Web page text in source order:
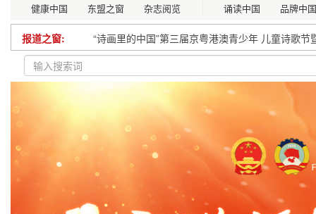
健康中国
东盟之窗 杂志阅览
诵读中国
品牌中国
报道之窗:
“诗画里的中国”第三届京粤港澳青少年 儿童诗歌
江西头雁之旅：百家争鸣天正蓝
《呼叫81192：“海空卫士”王伟的飞行梦和家国情
2024中国互联网大会在京开幕
深入学习贯彻全国两会精神 助力经济社会高质量发
石家庄民协“开国元勋年画收藏展”亮相平山